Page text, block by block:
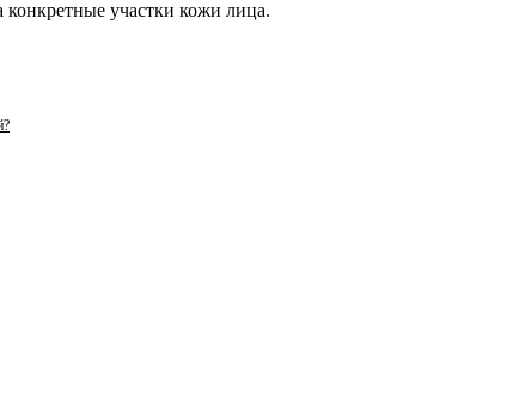
участки кожи лица.